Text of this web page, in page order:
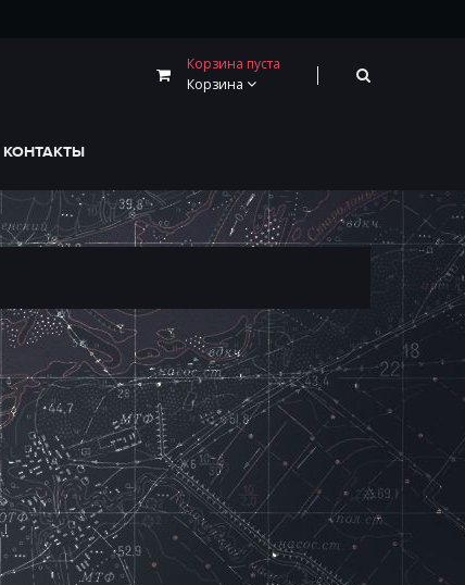
КОНТАКТЫ
Корзина пуста
Корзина